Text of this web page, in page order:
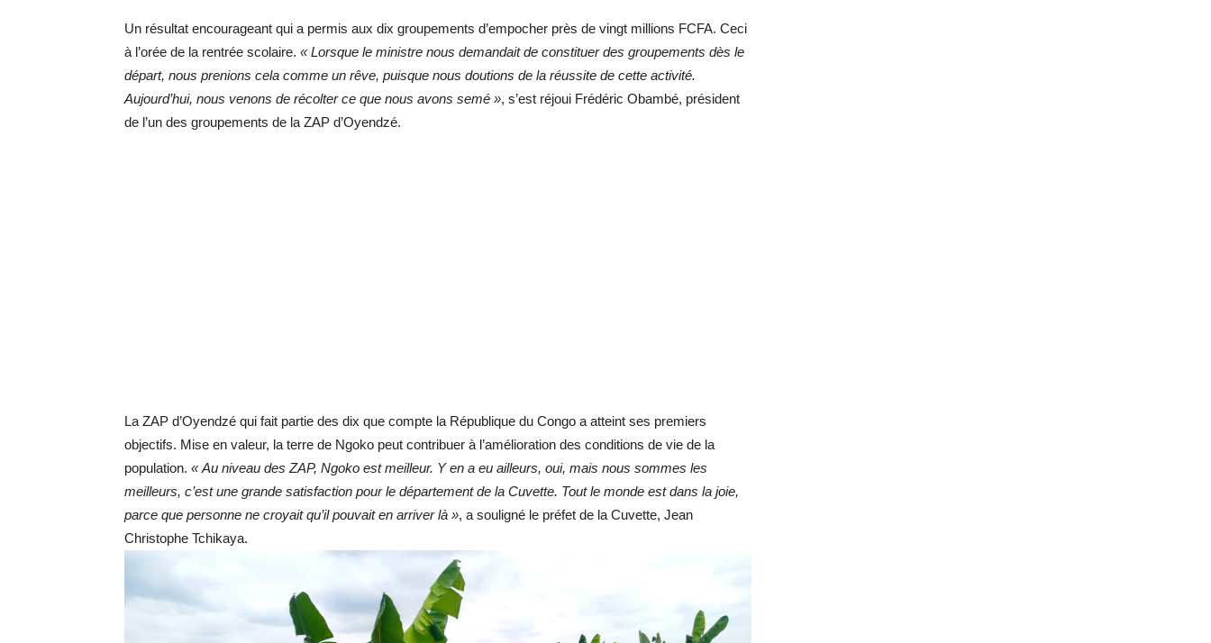
Un résultat encourageant qui a permis aux dix groupements d’empocher près de vingt millions FCFA. Ceci
à l’orée de la rentrée scolaire. « Lorsque le ministre nous demandait de constituer des groupements dès le
départ, nous prenions cela comme un rêve, puisque nous doutions de la réussite de cette activité.
Aujourd’hui, nous venons de récolter ce que nous avons semé », s’est réjoui Frédéric Obambé, président
de l’un des groupements de la ZAP d’Oyendzé.
La ZAP d’Oyendzé qui fait partie des dix que compte la République du Congo a atteint ses premiers
objectifs. Mise en valeur, la terre de Ngoko peut contribuer à l’amélioration des conditions de vie de la
population. « Au niveau des ZAP, Ngoko est meilleur. Y en a eu ailleurs, oui, mais nous sommes les
meilleurs, c’est une grande satisfaction pour le département de la Cuvette. Tout le monde est dans la joie,
parce que personne ne croyait qu’il pouvait en arriver là », a souligné le préfet de la Cuvette, Jean
Christophe Tchikaya.